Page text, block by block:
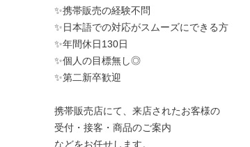
✨携帯販売の経験不問
✨日本語での対応がスムーズにできる方
✨年間休日130日
✨個人の目標無し◎
✨第二新卒歓迎
携帯販売店にて、来店されたお客様の
受付・接客・商品のご案内
などをお任せします。